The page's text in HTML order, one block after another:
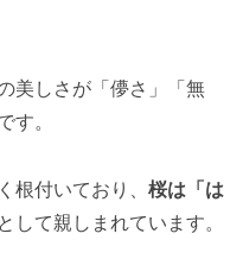
美しさが「儚さ」「無
す。
根付いており、 桜は「は
として親しまれています。